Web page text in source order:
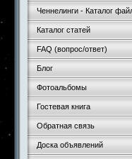
Ченнелинги - Каталог
Каталог статей
FAQ (вопрос/ответ)
Блог
Фотоальбомы
Гостевая книга
Обратная связь
Доска объявлений